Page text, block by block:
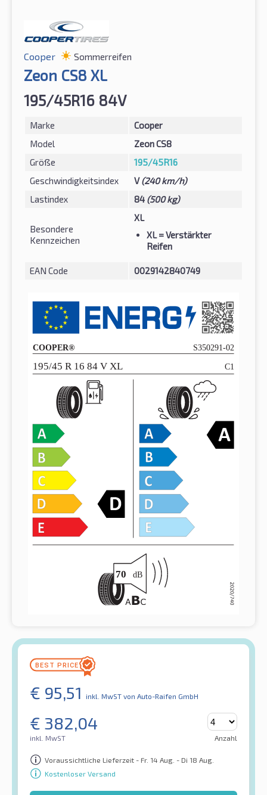
Cooper Sommerreifen
Zeon CS8 XL
195/45R16 84V
Marke
Cooper
Model
Zeon CS8
Größe
195/45R16
Geschwindigkeitsindex
V(240 km/h)
Lastindex
84 (500 kg)
Besondere
Kennzeichen
XL
XL= Verstärkter
Reifen
EAN Code 0029142840749
€ 95,51 inkl. MwST von Auto-Raifen GmbH
€ 382,04
inkl. MwST Anzahl
Voraussichtliche Lieferzeit - Fr. 14 Aug. - Di 18 Aug.
Kostenloser Versand